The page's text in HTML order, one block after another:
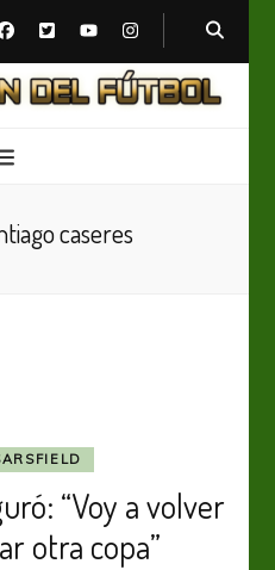
caseres
“Voy a volver
otra copa”